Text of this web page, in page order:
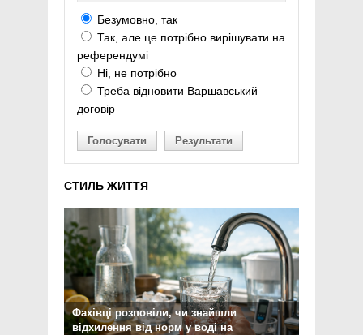
Безумовно, так
Так, але це потрібно вирішувати на
референдумі
Ні, не потрібно
Треба відновити Варшавський
договір
Голосувати Результати
СТИЛЬ ЖИТТЯ
Фахівці розповіли, чи знайшли
відхилення від норм у воді на